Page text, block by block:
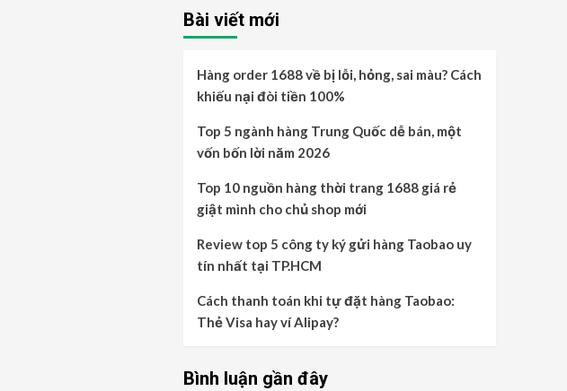
Bài viết mới
Hàng order 1688 về bị lỗi, hỏng, sai màu? Cách
khiếu nại đòi tiền 100%
Top 5 ngành hàng Trung Quốc dễ bán, một
vốn bốn lời năm 2026
Top 10 nguồn hàng thời trang 1688 giá rẻ
giật mình cho chủ shop mới
Review top 5 công ty ký gửi hàng Taobao uy
tín nhất tại TP.HCM
Cách thanh toán khi tự đặt hàng Taobao:
Thẻ Visa hay ví Alipay?
Bình luận gần đây